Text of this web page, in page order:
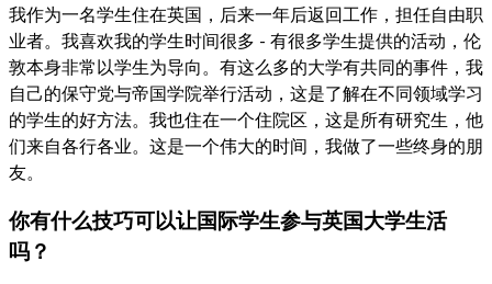
我作为一名学生住在英国，后来一年后返回工作，担任自由职
业者。我喜欢我的学生时间很多 - 有很多学生提供的活动，伦
敦本身非常以学生为导向。有这么多的大学有共同的事件，我
自己的保守党与帝国学院举行活动，这是了解在不同领域学习
的学生的好方法。我也住在一个住院区，这是所有研究生，他
们来自各行各业。这是一个伟大的时间，我做了一些终身的朋
友。
你有什么技巧可以让国际学生参与英国大学生活
吗？